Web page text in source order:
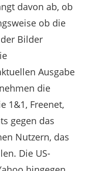
davon ab, ob
ob die
Bilder
Ausgabe
die
1&1, Freenet,
gegen das
Nutzern, das
Die US-